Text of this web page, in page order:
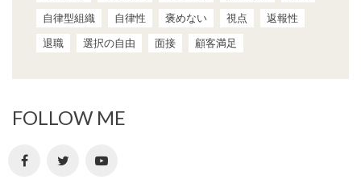
自律型組織
自律性 褒めない 視点
返報性
退職
選択の自由 面接 顧客満足
FOLLOW ME